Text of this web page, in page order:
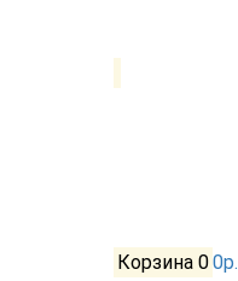
Корзина 00р.